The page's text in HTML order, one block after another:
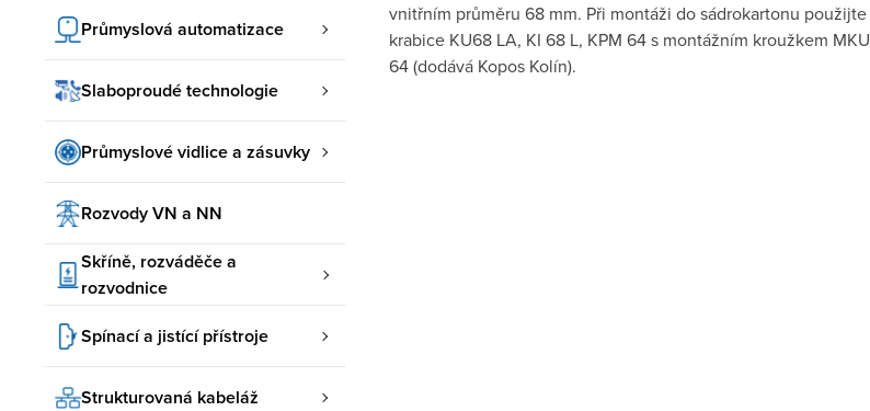
Průmyslová automatizace
Slaboproudé technologie
Průmyslové vidlice a zásuvky
Rozvody VN a NN
Skříně, rozváděče a
rozvodnice
Spínací a jistící přístroje
Strukturovaná kabeláž
vnitřním průměru 68 mm. Při montáži do sádrokartonu použijte
krabice KU68 LA, KI 68 L, KPM 64 s montážním kroužkem MKU
64 (dodává Kopos Kolín).